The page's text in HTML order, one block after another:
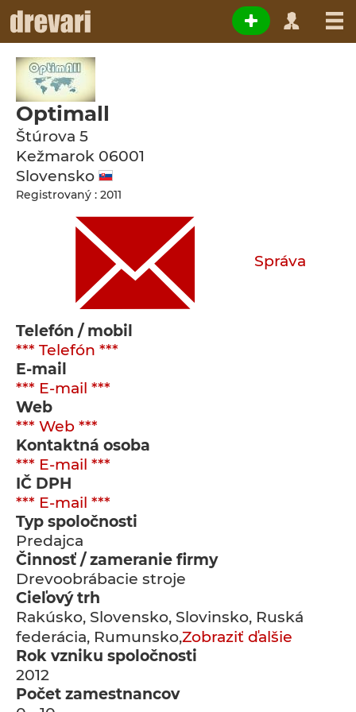
Optimall
Štúrova 5
Kežmarok 06001
Slovensko
Registrovaný : 2011
Správa
Telefón / mobil
*** Telefón ***
E-mail
*** E-mail ***
Web
*** Web ***
Kontaktná osoba
*** E-mail ***
IČ DPH
*** E-mail ***
Typ spoločnosti
Predajca
Činnosť / zameranie firmy
Drevoobrábacie stroje
Cieľový trh
Rakúsko, Slovensko, Slovinsko, Ruská
federácia, Rumunsko,Zobraziť ďalšie
Rok vzniku spoločnosti
2012
Počet zamestnancov